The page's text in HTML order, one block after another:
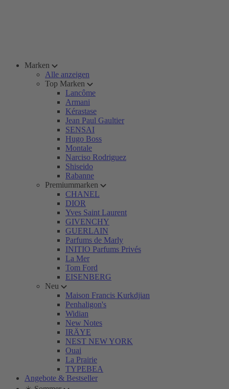
Marken
Alle anzeigen
Top Marken
Lancôme
Armani
Kérastase
Jean Paul Gaultier
SENSAI
Hugo Boss
Montale
Narciso Rodriguez
Shiseido
Rabanne
Premiummarken
CHANEL
DIOR
Yves Saint Laurent
GIVENCHY
GUERLAIN
Parfums de Marly
INITIO Parfums Privés
La Mer
Tom Ford
EISENBERG
Neu
Maison Francis Kurkdjian
Penhaligon's
Widian
New Notes
IRÄYE
NEST NEW YORK
Ouai
La Prairie
TYPEBEA
Angebote & Bestseller